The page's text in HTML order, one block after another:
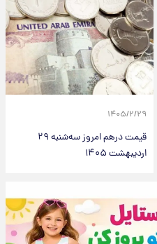
۱۴۰۵/۲/۲۹
قیمت درهم امروز سه‌شنبه ۲۹
اردیبهشت ۱۴۰۵